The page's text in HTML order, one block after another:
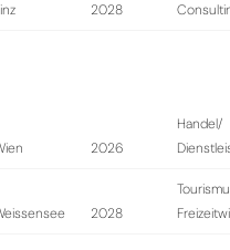
2028
2026
Handel/
2028